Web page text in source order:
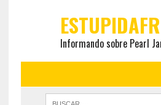
Informando sobre Pearl